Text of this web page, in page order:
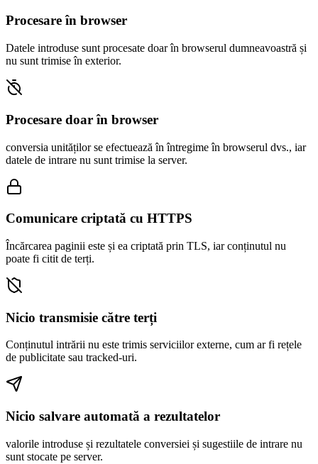
Procesare în browser
Datele introduse sunt procesate doar în browserul dumneavoastră și
nu sunt trimise în exterior.
Procesare doar în browser
conversia unităților se efectuează în întregime în browserul dvs., iar
datele de intrare nu sunt trimise la server.
Comunicare criptată cu HTTPS
Încărcarea paginii este și ea criptată prin TLS, iar conținutul nu
poate fi citit de terți.
Nicio transmisie către terți
Conținutul intrării nu este trimis serviciilor externe, cum ar fi rețele
de publicitate sau tracked-uri.
Nicio salvare automată a rezultatelor
valorile introduse și rezultatele conversiei și sugestiile de intrare nu
sunt stocate pe server.